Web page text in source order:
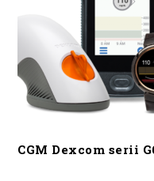
CGM Dexcom serii